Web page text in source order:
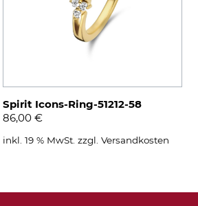
Spirit Icons-Ring-51212-58
86,00 €
inkl. 19 % MwSt. zzgl. Versandkosten